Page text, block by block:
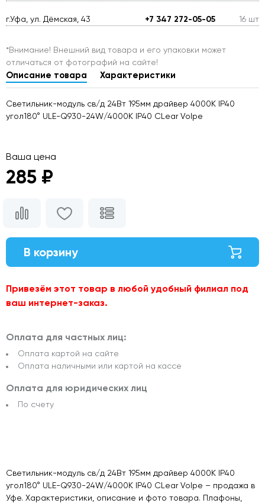
г.Уфа, ул. Дёмская, 43 +7 347 272-05-05 16 шт
*Внимание! Внешний вид товара и его упаковки может
отличаться от фотографий на сайте!
Описание товара Характеристики
Светильник-модуль св/д 24Вт 195мм драйвер 4000K IP40
угол180° ULE-Q930-24W/4000K IP40 CLear Volpe
Ваша цена
285 ₽
В корзину
Привезём этот товар в любой удобный филиал под
ваш интернет-заказ.
Оплата для частных лиц:
Оплата картой на сайте
Оплата наличными или картой на кассе
Оплата для юридических лиц
По счету
Светильник-модуль св/д 24Вт 195мм драйвер 4000K IP40
угол180° ULE-Q930-24W/4000K IP40 CLear Volpe – продажа в
Уфе. Характеристики, описание и фото товара. Плафоны,